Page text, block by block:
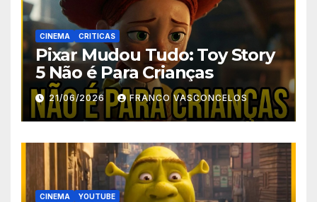
CINEMA CRITICAS
Pixar Mudou Tudo: Toy Story
5 Não é Para Crianças
21/06/2026 FRANCO VASCONCELOS
CINEMA YOUTUBE